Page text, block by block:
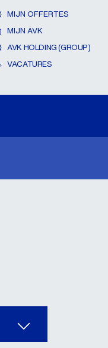
MIJN OFFERTES
MIJN AVK
AVK HOLDING (GROUP)
VACATURES